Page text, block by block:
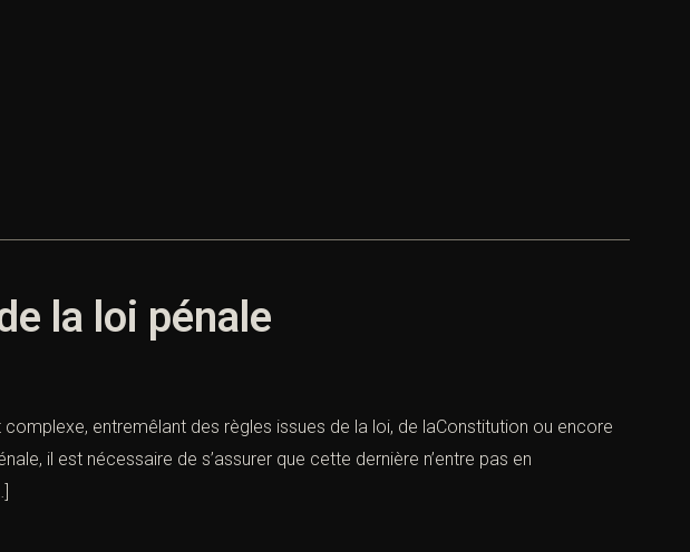
la loi pénale
entremêlant des règles issues de la loi, de laConstitution ou encore
il est nécessaire de s’assurer que cette dernière n’entre pas en